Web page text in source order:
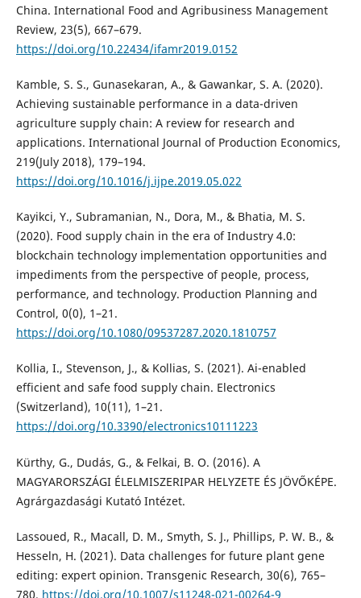
China. International Food and Agribusiness Management
Review, 23(5), 667–679.
https://doi.org/10.22434/ifamr2019.0152
Kamble, S. S., Gunasekaran, A., & Gawankar, S. A. (2020).
Achieving sustainable performance in a data-driven
agriculture supply chain: A review for research and
applications. International Journal of Production Economics,
219(July 2018), 179–194.
https://doi.org/10.1016/j.ijpe.2019.05.022
Kayikci, Y., Subramanian, N., Dora, M., & Bhatia, M. S.
(2020). Food supply chain in the era of Industry 4.0:
blockchain technology implementation opportunities and
impediments from the perspective of people, process,
performance, and technology. Production Planning and
Control, 0(0), 1–21.
https://doi.org/10.1080/09537287.2020.1810757
Kollia, I., Stevenson, J., & Kollias, S. (2021). Ai-enabled
efficient and safe food supply chain. Electronics
(Switzerland), 10(11), 1–21.
https://doi.org/10.3390/electronics10111223
Kürthy, G., Dudás, G., & Felkai, B. O. (2016). A
MAGYARORSZÁGI ÉLELMISZERIPAR HELYZETE ÉS JÖVŐKÉPE.
Agrárgazdasági Kutató Intézet.
Lassoued, R., Macall, D. M., Smyth, S. J., Phillips, P. W. B., &
Hesseln, H. (2021). Data challenges for future plant gene
editing: expert opinion. Transgenic Research, 30(6), 765–
780. https://doi.org/10.1007/s11248-021-00264-9